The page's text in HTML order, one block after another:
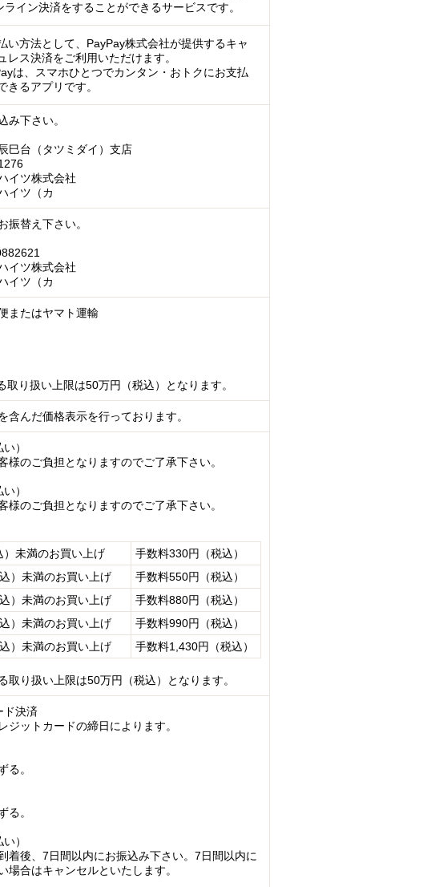
ライン決済をすることができるサービスです。
い方法として、PayPay株式会社が提供するキャ
レス決済をご利用いただけます。
は、スマホひとつでカンタン・おトクにお支払
きるアプリです。
み下さい。
台（タツミダイ）支店
イツ株式会社
ツ（カ
振替え下さい。
イツ株式会社
ツ（カ
またはヤマト運輸
り扱い上限は50万円（税込）となります。
含んだ価格表示を行っております。
）
様のご負担となりますのでご了承下さい。
）
様のご負担となりますのでご了承下さい。
未満のお買い上げ
手数料330円（税込）
）未満のお買い上げ
手数料550円（税込）
）未満のお買い上げ
手数料880円（税込）
）未満のお買い上げ
手数料990円（税込）
）未満のお買い上げ
手数料1,430円（税込）
取り扱い上限は50万円（税込）となります。
ド決済
ジットカードの締日によります。
る。
る。
）
着後、7日間以内にお振込み下さい。7日間以内に
場合はキャンセルといたします。